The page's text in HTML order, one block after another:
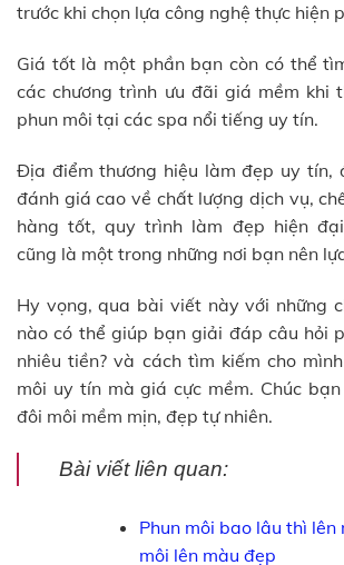
trước khi chọn lựa công nghệ thực hiện
Giá tốt là một phần bạn còn có thể
các chương trình ưu đãi giá mềm khi
phun môi tại các spa nổi tiếng uy tín.
Địa điểm thương hiệu làm đẹp uy tín,
đánh giá cao về chất lượng dịch vụ,
hàng tốt, quy trình làm đẹp hiện
cũng là một trong những nơi bạn nên
Hy vọng, qua bài viết này với những
nào có thể giúp bạn giải đáp câu hỏi
nhiêu tiền? và cách tìm kiếm cho
môi uy tín mà giá cực mềm. Chúc
đôi môi mềm mịn, đẹp tự nhiên.
Bài viết liên quan:
Phun môi bao lâu thì lên
môi lên màu đẹp